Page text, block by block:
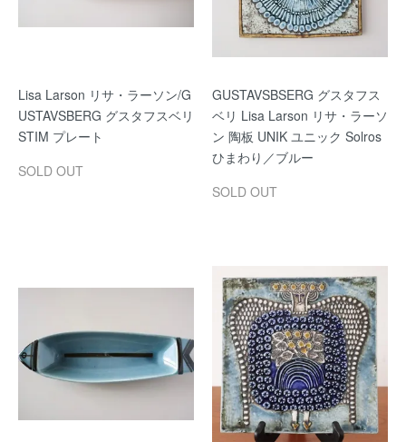
Lisa Larson リサ・ラーソン/G
USTAVSBERG グスタフスベリ
STIM プレート
SOLD OUT
GUSTAVSBSERG グスタフス
ベリ Lisa Larson リサ・ラーソ
ン 陶板 UNIK ユニック Solros
ひまわり／ブルー
SOLD OUT